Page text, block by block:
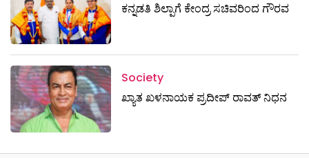
ಕನ್ನಡತಿ ಶಿಲ್ಪಾಗೆ ಕೇಂದ್ರ ಸಚಿವರಿಂದ ಗೌರವ
Society
ಖ್ಯಾತ ಖಳನಾಯಕ ಪ್ರದೀಪ್ ರಾವತ್‌ ನಿಧನ